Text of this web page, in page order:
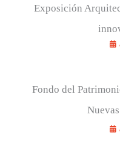
Exposición
Fondo del